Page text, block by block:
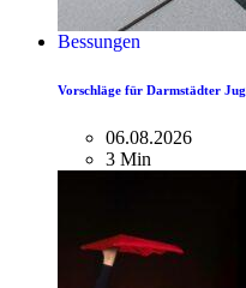
Bessungen
Vorschläge für Darmstädter
06.08.2026
3 Min